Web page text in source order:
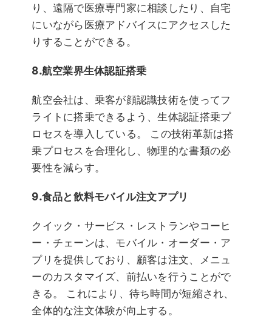
り、遠隔で医療専門家に相談したり、自宅
にいながら医療アドバイスにアクセスした
りすることができる。
8.航空業界生体認証搭乗
航空会社は、乗客が顔認識技術を使ってフ
ライトに搭乗できるよう、生体認証搭乗プ
ロセスを導入している。 この技術革新は搭
乗プロセスを合理化し、物理的な書類の必
要性を減らす。
9.食品と飲料モバイル注文アプリ
クイック・サービス・レストランやコーヒ
ー・チェーンは、モバイル・オーダー・ア
プリを提供しており、顧客は注文、メニュ
ーのカスタマイズ、前払いを行うことがで
きる。 これにより、待ち時間が短縮され、
全体的な注文体験が向上する。